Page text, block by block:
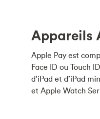
Appareils
Apple Pay est
Face ID ou Touch
d’iPad et d’iPad
et Apple Watch